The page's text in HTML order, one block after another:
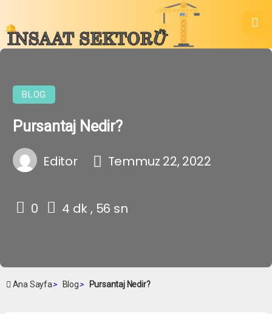
BLOG
Pursantaj Nedir?
Editor Temmuz 22, 2022
0 4 dk , 56 sn
Ana Sayfa> Blog> Pursantaj Nedir?